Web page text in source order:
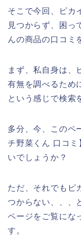
そこで今回、ピカ
見つからず、困っ
んの商品の口コミ
まず、私自身は、
有無を調べるため
という感じで検索
多分、今、このペ
チ野菜くん 口コ
いでしょうか？
ただ、それでもピ
つからない、、、
ページをご覧にな
す。